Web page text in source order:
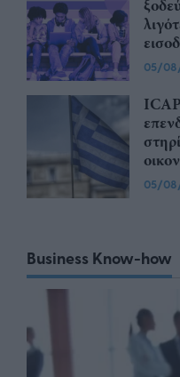
05/
05/
Business Know-how